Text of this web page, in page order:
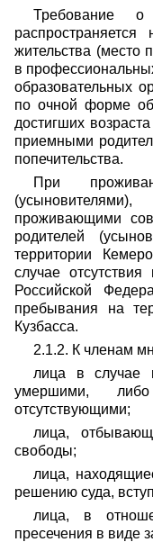
Требование
жительства (место
в
образовательных
по очной форме
достигших
приемными
попечительства.
При
проживающими
родителей
территории
случае
Российской
пребывания на
Кузбасса.
2.1.2. К членам
лица в случае
умершими,
отсутствующими;
лица,
свободы;
лица,
решению суда,
лица, в
пресечения в виде